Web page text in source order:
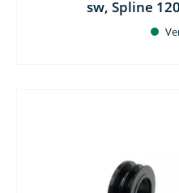
sw, Spline